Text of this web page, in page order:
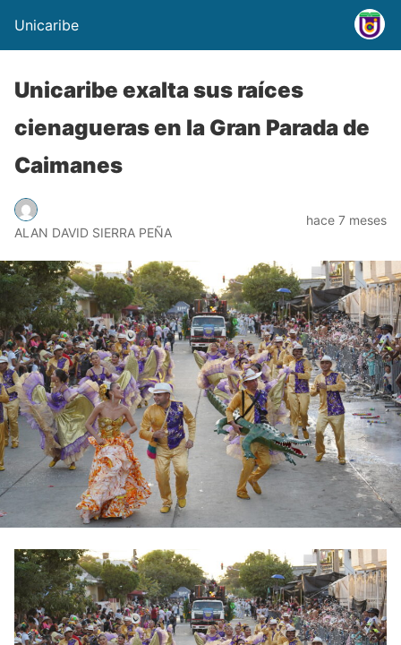
Unicaribe
Unicaribe exalta sus raíces
cienagueras en la Gran Parada de
Caimanes
ALAN DAVID SIERRA PEÑA
hace 7 meses